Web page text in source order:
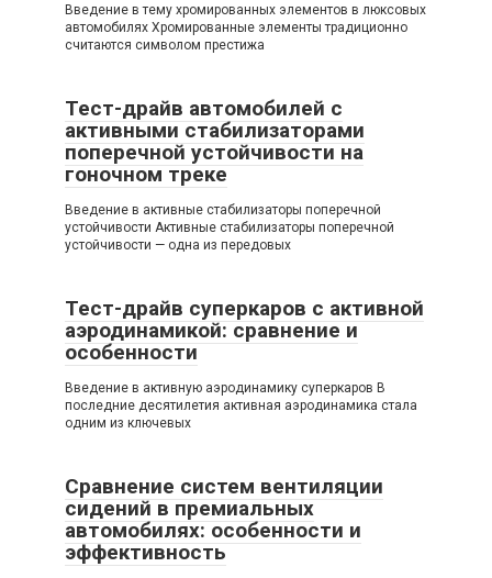
Введение в тему хромированных элементов в люксовых
автомобилях Хромированные элементы традиционно
считаются символом престижа
Тест-драйв автомобилей с
активными стабилизаторами
поперечной устойчивости на
гоночном треке
Введение в активные стабилизаторы поперечной
устойчивости Активные стабилизаторы поперечной
устойчивости — одна из передовых
Тест-драйв суперкаров с активной
аэродинамикой: сравнение и
особенности
Введение в активную аэродинамику суперкаров В
последние десятилетия активная аэродинамика стала
одним из ключевых
Сравнение систем вентиляции
сидений в премиальных
автомобилях: особенности и
эффективность